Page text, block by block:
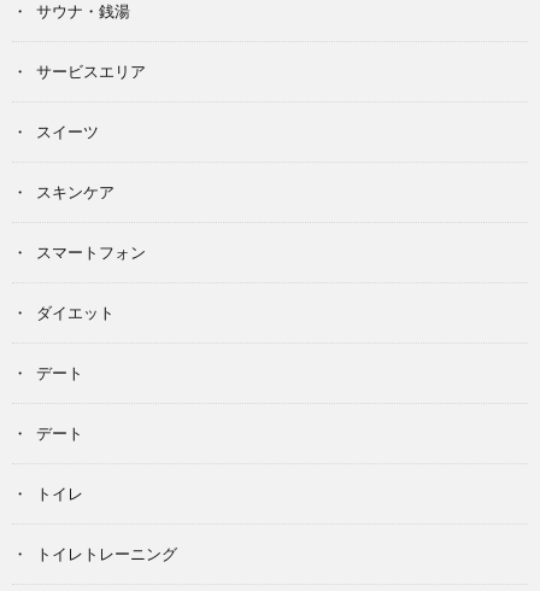
サウナ・銭湯
サービスエリア
スイーツ
スキンケア
スマートフォン
ダイエット
デート
デート
トイレ
トイレトレーニング